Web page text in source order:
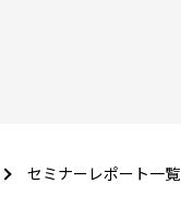
セミナーレポート一覧